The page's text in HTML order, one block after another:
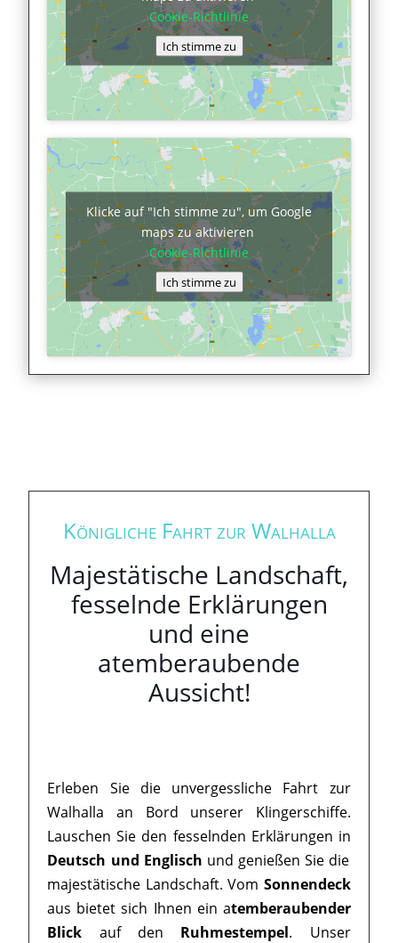
Cookie-Richtlinie
Ich stimme zu
Klicke auf "Ich stimme zu", um Google
maps zu aktivieren
Cookie-Richtlinie
Ich stimme zu
Königliche Fahrt zur Walhalla
Majestätische Landschaft,
fesselnde Erklärungen
und eine
atemberaubende
Aussicht!
Erleben Sie die unvergessliche Fahrt zur
Walhalla an Bord unserer Klingerschiffe.
Lauschen Sie den fesselnden Erklärungen in
Deutsch und Englisch und genießen Sie die
majestätische Landschaft. Vom Sonnendeck
aus bietet sich Ihnen ein atemberaubender
Blick auf den Ruhmestempel. Unser